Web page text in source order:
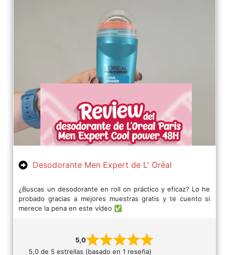
Desodorante Men Expert de L' Oréal
¿Buscas un desodorante en roll on práctico y eficaz? Lo he
probado gracias a mejores muestras gratis y te cuento si
merece la pena en este vídeo ✅
5,0
5,0 de 5 estrellas (basado en 1 reseña)